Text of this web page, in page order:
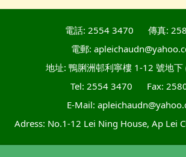
電話: 2554 3470
傳真:
電郵:
地址: 鴨脷洲邨利寧樓 1-12 號地下
Tel: 2554 3470
Fax:
E-Mail:
Adress: No.1-12 Lei Ning House, Ap Lei